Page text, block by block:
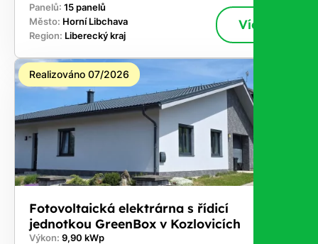
Panelů: 15 panelů
Město: Horní Libchava
Region: Liberecký kraj
Více
Realizováno 07/2026
Fotovoltaická elektrárna s řídicí
jednotkou GreenBox v Kozlovicích
Výkon: 9,90 kWp